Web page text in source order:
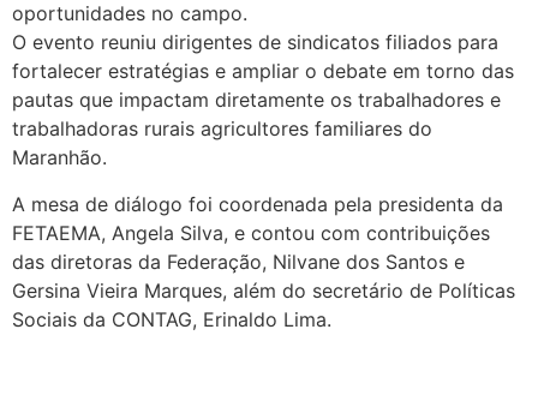
oportunidades no campo.
O evento reuniu dirigentes de sindicatos filiados para
fortalecer estratégias e ampliar o debate em torno das
pautas que impactam diretamente os trabalhadores e
trabalhadoras rurais agricultores familiares do
Maranhão.
A mesa de diálogo foi coordenada pela presidenta da
FETAEMA, Angela Silva, e contou com contribuições
das diretoras da Federação, Nilvane dos Santos e
Gersina Vieira Marques, além do secretário de Políticas
Sociais da CONTAG, Erinaldo Lima.